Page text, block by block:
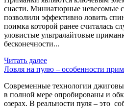
снасти. Миниатюрные невесомые
позволили эффективно ловить
поимка которой ранее считалась
уловистые ультралайтовые
бесконечности...
Читать далее
Ловля на пулю – особенности
Современные технологии
в полной мере опробированы и
озерах. В реальности пуля – это